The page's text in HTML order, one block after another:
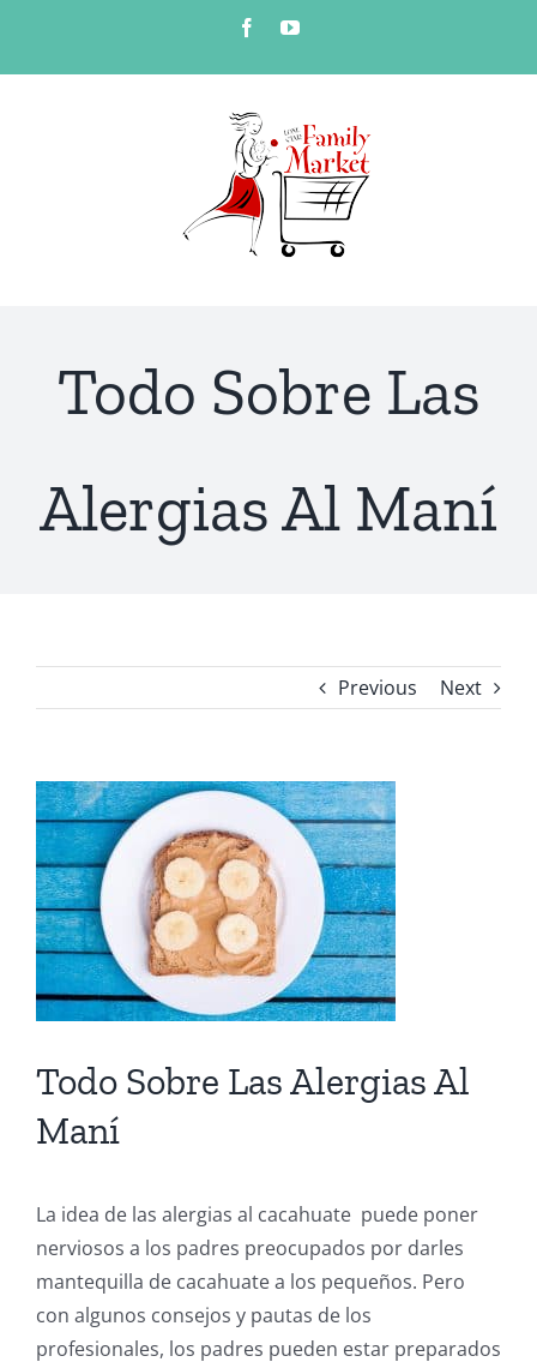
content
FacebookYouTube
Todo Sobre Las
Alergias Al Maní
Previous Next
View
Larger
Image
Todo Sobre Las Alergias Al
Maní
La idea de las alergias al cacahuate puede poner
nerviosos a los padres preocupados por darles
mantequilla de cacahuate a los pequeños. Pero
con algunos consejos y pautas de los
profesionales, los padres pueden estar preparados